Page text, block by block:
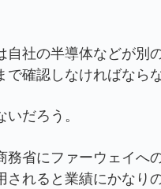
社の半導体などが別
確認しなければならな
だろう。
省にファーウェイへ
れると業績にかなり